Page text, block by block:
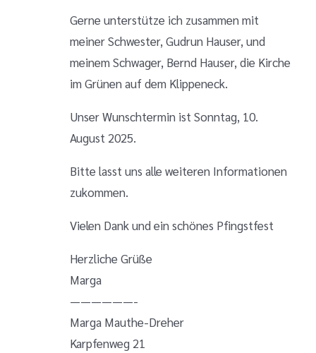
Gerne unterstütze ich zusammen mit
meiner Schwester, Gudrun Hauser, und
meinem Schwager, Bernd Hauser, die Kirche
im Grünen auf dem Klippeneck.
Unser Wunschtermin ist Sonntag, 10.
August 2025.
Bitte lasst uns alle weiteren Informationen
zukommen.
Vielen Dank und ein schönes Pfingstfest
Herzliche Grüße
Marga
——————-
Marga Mauthe-Dreher
Karpfenweg 21